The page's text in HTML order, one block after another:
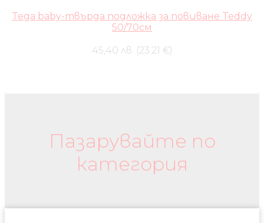
Tega baby-твърда подложка за повиване Teddy
50/70см
45,40 лв. (23.21 €)
Пазарувайте по
категория